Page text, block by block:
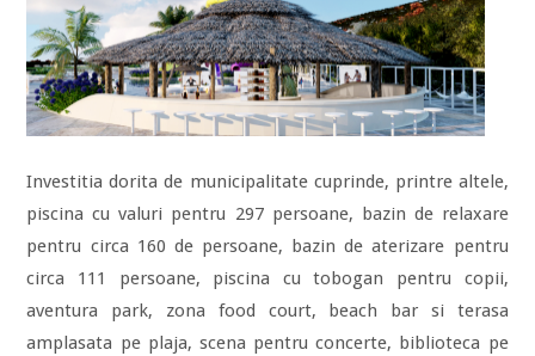
Investitia dorita de municipalitate cuprinde, printre altele,
piscina cu valuri pentru 297 persoane, bazin de relaxare
pentru circa 160 de persoane, bazin de aterizare pentru
circa 111 persoane, piscina cu tobogan pentru copii,
aventura park, zona food court, beach bar si terasa
amplasata pe plaja, scena pentru concerte, biblioteca pe